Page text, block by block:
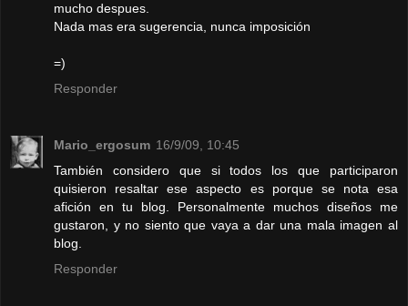
mucho despues.
Nada mas era sugerencia, nunca imposición
=)
Responder
Mario_ergosum 16/9/09, 10:45
También considero que si todos los que participaron
quisieron resaltar ese aspecto es porque se nota esa
afición en tu blog. Personalmente muchos diseños me
gustaron, y no siento que vaya a dar una mala imagen al
blog.
Responder